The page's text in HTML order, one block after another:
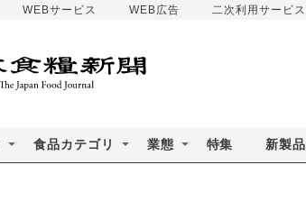
WEBサービス WEB広告 二次利用サービス
食品カテゴリ 業態 特集 新製品